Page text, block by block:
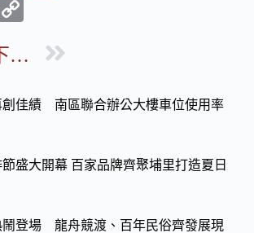
b
o
p
Li
k
下一篇
創佳績 南區聯合辦公大樓車位使用率
盛大開幕 百家品牌齊聚埔里打造夏日
鬧登場 龍舟競渡、百年民俗齊發展現